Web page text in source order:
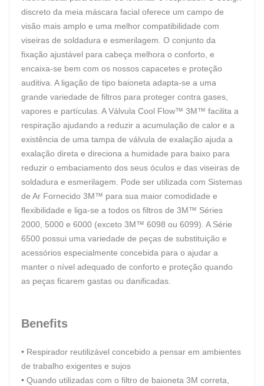
discreto da meia máscara facial oferece um campo de
visão mais amplo e uma melhor compatibilidade com
viseiras de soldadura e esmerilagem. O conjunto da
fixação ajustável para cabeça melhora o conforto, e
encaixa-se bem com os nossos capacetes e proteção
auditiva. A ligação de tipo baioneta adapta-se a uma
grande variedade de filtros para proteger contra gases,
vapores e partículas. A Válvula Cool Flow™ 3M™ facilita a
respiração ajudando a reduzir a acumulação de calor e a
existência de uma tampa de válvula de exalação ajuda a
exalação direta e direciona a humidade para baixo para
reduzir o embaciamento dos seus óculos e das viseiras de
soldadura e esmerilagem. Pode ser utilizada com Sistemas
de Ar Fornecido 3M™ para sua maior comodidade e
flexibilidade e liga-se a todos os filtros de 3M™ Séries
2000, 5000 e 6000 (exceto 3M™ 6098 ou 6099). A Série
6500 possui uma variedade de peças de substituição e
acessórios especialmente concebida para o ajudar a
manter o nível adequado de conforto e proteção quando
as peças ficarem gastas ou danificadas.
Benefits
• Respirador reutilizável concebido a pensar em ambientes
de trabalho exigentes e sujos
• Quando utilizadas com o filtro de baioneta 3M correta,